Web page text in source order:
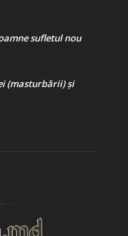
sufletul nou
(masturbării) şi